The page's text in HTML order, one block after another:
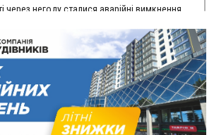
через негоду сталися аварійні вимкнення
для Долинської лікарні двох
на 272 тисячі гривень
виніс вирок чоловіку, який у Буковелі
пляшку віскі за 8,5 тисяч
Галича археологи відкопали давньоруську
століть